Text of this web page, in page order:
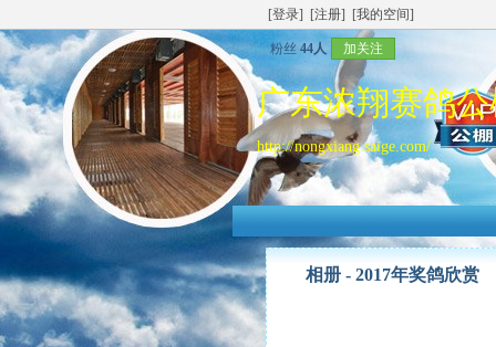
[登录] [注册] [我的空间]
粉丝 44人 加关注
广东浓翔赛鸽
http://nongxiang.saige.com/
相册 - 2017年奖鸽欣赏